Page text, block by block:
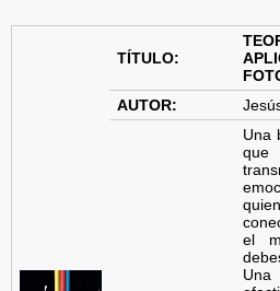
TÍTULO:
AUTOR:
Una
el